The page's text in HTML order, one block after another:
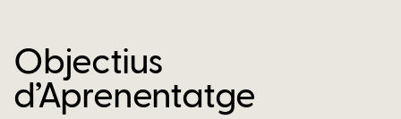
Objectius
d’Aprenentatge